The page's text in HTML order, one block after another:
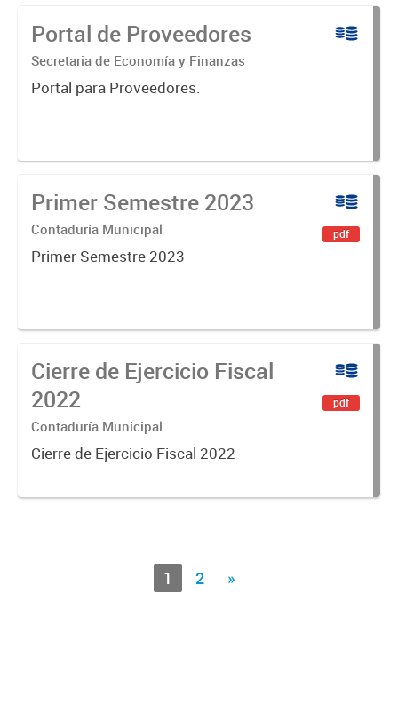
N° 8005.
Portal de Proveedores
Secretaria de Economía y Finanzas
Portal para Proveedores.
Primer Semestre 2023
Contaduría Municipal
Primer Semestre 2023
pdf
Cierre de Ejercicio Fiscal
2022
Contaduría Municipal
Cierre de Ejercicio Fiscal 2022
pdf
1 2 »